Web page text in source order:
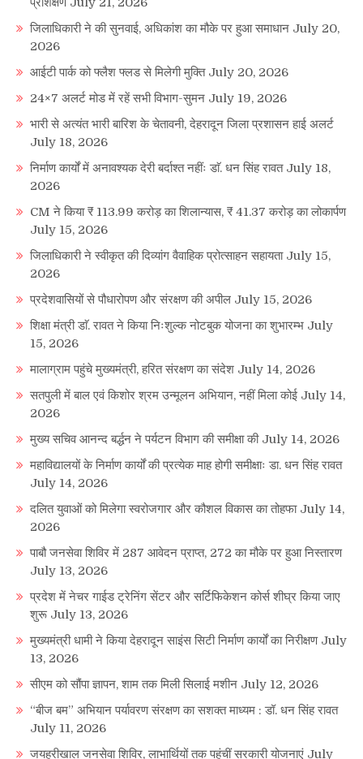
जिलाधिकारी ने की सुनवाई, अधिकांश का मौके पर हुआ समाधान July 20,
2026
आईटी पार्क को फ्लैश फ्लड से मिलेगी मुक्ति July 20, 2026
24×7 अलर्ट मोड में रहें सभी विभाग-सुमन July 19, 2026
भारी से अत्यंत भारी बारिश के चेतावनी, देहरादून जिला प्रशासन हाई अलर्ट
July 18, 2026
निर्माण कार्यों में अनावश्यक देरी बर्दाश्त नहींः डाॅ. धन सिंह रावत July 18,
2026
CM ने किया ₹ 113.99 करोड़ का शिलान्यास, ₹ 41.37 करोड़ का लोकार्पण
July 15, 2026
जिलाधिकारी ने स्वीकृत की दिव्यांग वैवाहिक प्रोत्साहन सहायता July 15,
2026
प्रदेशवासियों से पौधारोपण और संरक्षण की अपील July 15, 2026
शिक्षा मंत्री डाॅ. रावत ने किया निःशुल्क नोटबुक योजना का शुभारम्भ July
15, 2026
मालाग्राम पहुंचे मुख्यमंत्री, हरित संरक्षण का संदेश July 14, 2026
सतपुली में बाल एवं किशोर श्रम उन्मूलन अभियान, नहीं मिला कोई July 14,
2026
मुख्य सचिव आनन्द बर्द्धन ने पर्यटन विभाग की समीक्षा की July 14, 2026
महाविद्यालयों के निर्माण कार्यों की प्रत्येक माह होगी समीक्षाः डा. धन सिंह रावत
July 14, 2026
दलित युवाओं को मिलेगा स्वरोजगार और कौशल विकास का तोहफा July 14,
2026
पाबौ जनसेवा शिविर में 287 आवेदन प्राप्त, 272 का मौके पर हुआ निस्तारण
July 13, 2026
प्रदेश में नेचर गाईड ट्रेनिंग सेंटर और सर्टिफिकेशन कोर्स शीघ्र किया जाए
शुरू July 13, 2026
मुख्यमंत्री धामी ने किया देहरादून साइंस सिटी निर्माण कार्यों का निरीक्षण July
13, 2026
सीएम को सौंपा ज्ञापन, शाम तक मिली सिलाई मशीन July 12, 2026
“बीज बम” अभियान पर्यावरण संरक्षण का सशक्त माध्यम : डॉ. धन सिंह रावत
July 11, 2026
जयहरीखाल जनसेवा शिविर, लाभार्थियों तक पहुंचीं सरकारी योजनाएं July